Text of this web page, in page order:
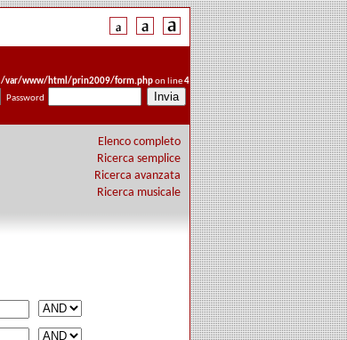
/var/www/html/prin2009/form.phpon line4
Password
Elenco completo
Ricerca semplice
Ricerca avanzata
Ricerca musicale